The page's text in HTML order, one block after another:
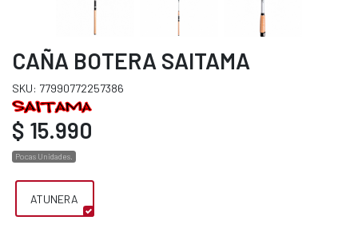
CAÑA BOTERA SAITAMA
SKU: 77990772257386
$ 15.990
Pocas Unidades.
ATUNERA